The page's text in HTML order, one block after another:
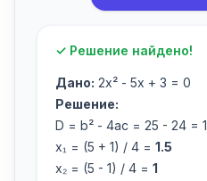
✓ Решение найдено!
Дано: 2x² - 5x + 3 = 0
Решение:
D = b² - 4ac = 25 - 24 = 1
x₁ = (5 + 1) / 4 = 1.5
x₂ = (5 - 1) / 4 = 1